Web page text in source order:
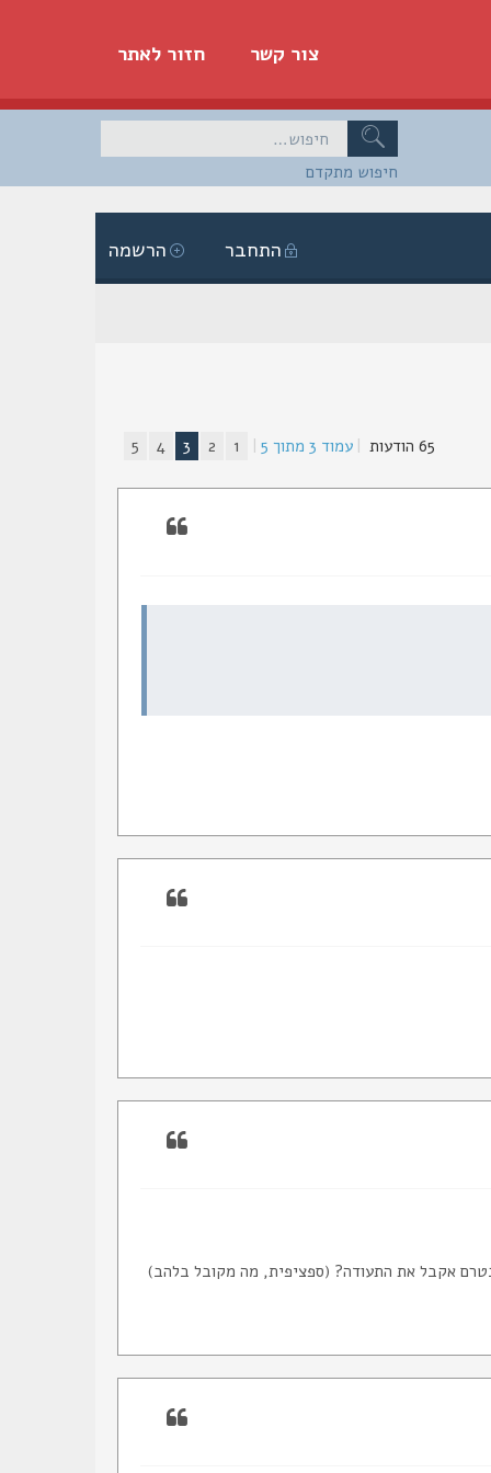
חזור לאתר צור קשר
חיפוש מתקדם
הרשמה התחבר
65 הודעות | עמוד 3 מתוך 5
|
1
2
3
4
5
אקבל את התעודה? (ספציפית, מה מקובל בלהב)